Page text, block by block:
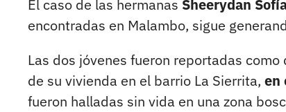
El caso de las hermanas Sheerydan
encontradas en Malambo, sigue
Las dos jóvenes fueron reportadas
de su vivienda en el barrio La Sierrita, en
fueron halladas sin vida en una zona